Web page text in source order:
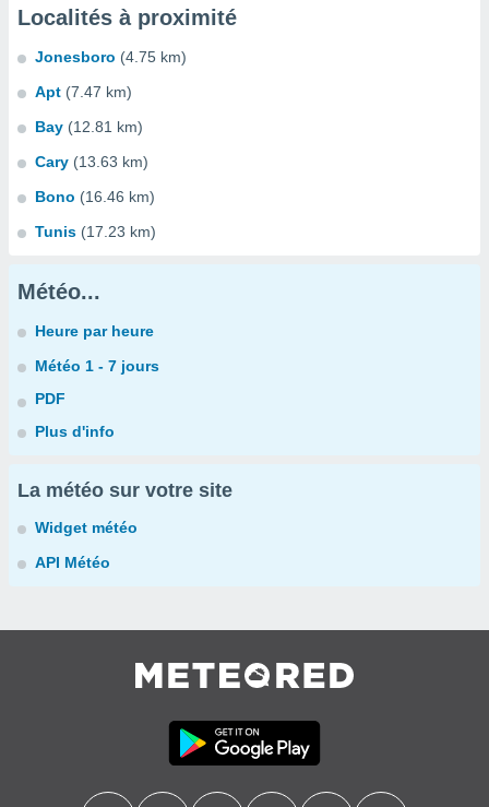
Localités à proximité
Jonesboro (4.75 km)
Apt (7.47 km)
Bay (12.81 km)
Cary (13.63 km)
Bono (16.46 km)
Tunis (17.23 km)
Météo...
Heure par heure
Météo 1 - 7 jours
PDF
Plus d'info
La météo sur votre site
Widget météo
API Météo